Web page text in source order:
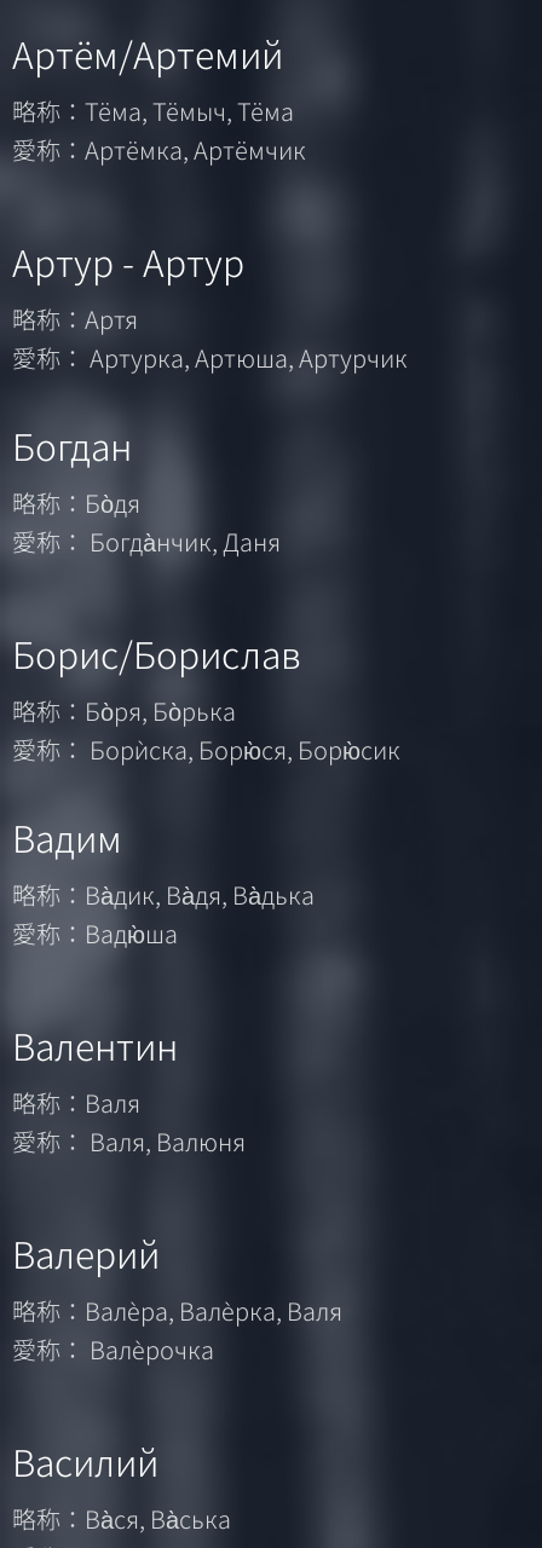
Артём/Артемий
略称：Тёма, Тёмыч, Тёма
愛称：Артёмка, Артёмчик
Артур - Артур
略称：Артя
愛称： Артурка, Артюша, Артурчик
Богдан
略称：Бо̀дя
愛称： Богда̀нчик, Даня
Борис/Борислав
略称：Бо̀ря, Бо̀рька
愛称： Борѝска, Борю̀ся, Борю̀сик
Вадим
略称：Ва̀дик, Ва̀дя, Ва̀дька
愛称：Вадю̀ша
Валентин
略称：Валя
愛称： Валя, Валюня
Валерий
略称：Валѐра, Валѐрка, Валя
愛称： Валѐрочка
Василий
略称：Ва̀ся, Ва̀ська